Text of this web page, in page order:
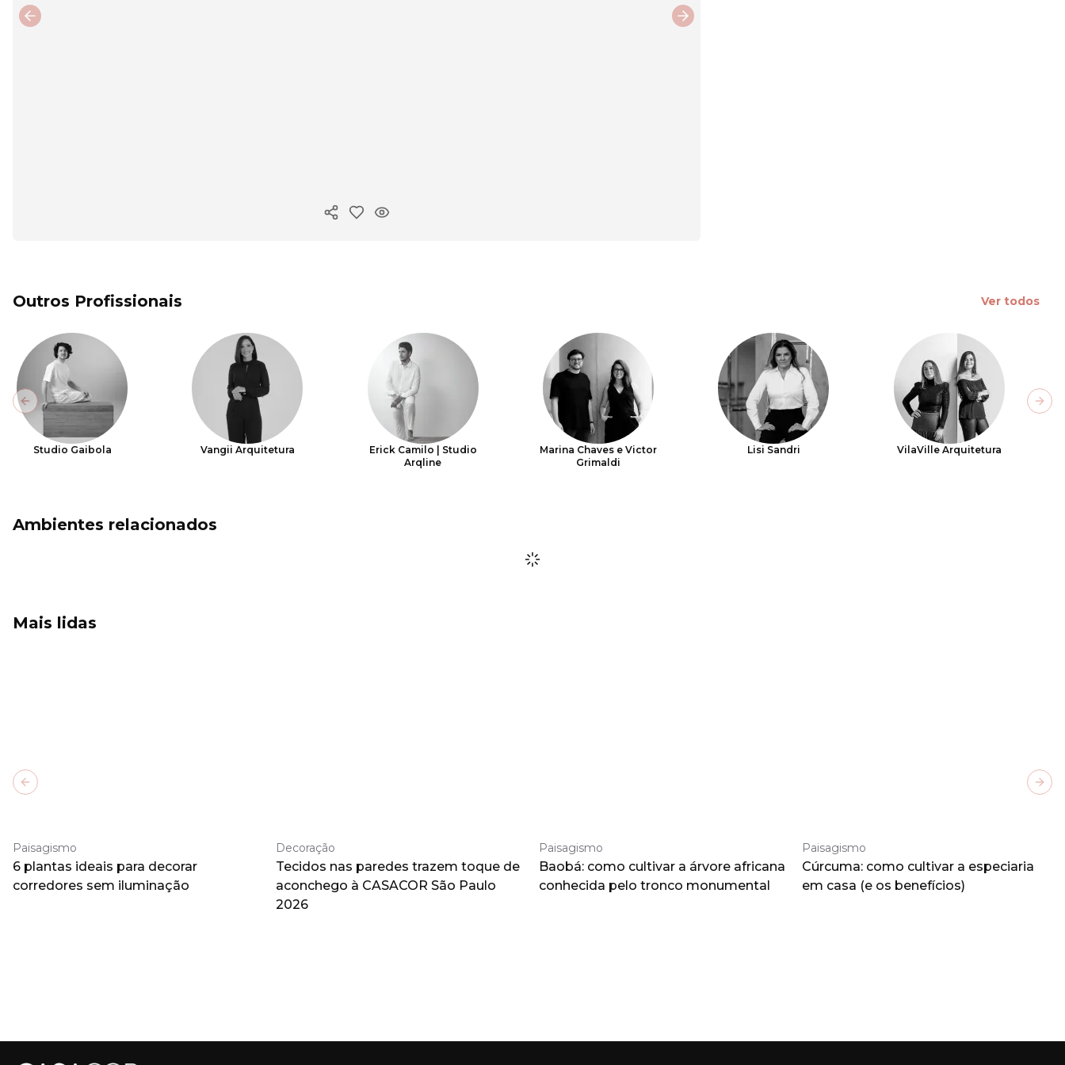
Copiar link
Previous slide Next slide
Outros Profissionais Ver todos
Studio Gaibola Vangii Arquitetura
Erick Camilo | Studio
Arqline
Marina Chaves e Victor
Grimaldi
Lisi Sandri VilaVille Arquitetura
Previous slide
Ambientes relacionados
Mais lidas
Paisagismo
6 plantas ideais para decorar
corredores sem iluminação
Decoração
Tecidos nas paredes trazem toque de
aconchego à CASACOR São Paulo
2026
Paisagismo
Baobá: como cultivar a árvore africana
conhecida pelo tronco monumental
Paisagismo
Cúrcuma: como cultivar a especiaria
em casa (e os benefícios)
Previous slide